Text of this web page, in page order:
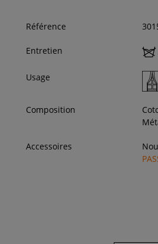
Référence
Entretien
Usage
Composition
Accessoires